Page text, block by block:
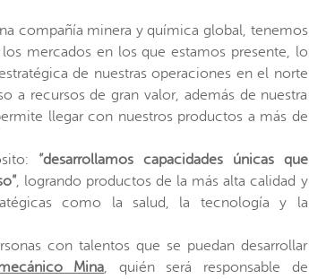
compañía minera y química global, tenemos
mercados en los que estamos presente, lo
de nuestras operaciones en el norte
a recursos de gran valor, además de nuestra
llegar con nuestros productos a más de
“desarrollamos capacidades únicas que
, logrando productos de la más alta calidad y
como la salud, la tecnología y la
con talentos que se puedan desarrollar
Mina , quién será responsable de